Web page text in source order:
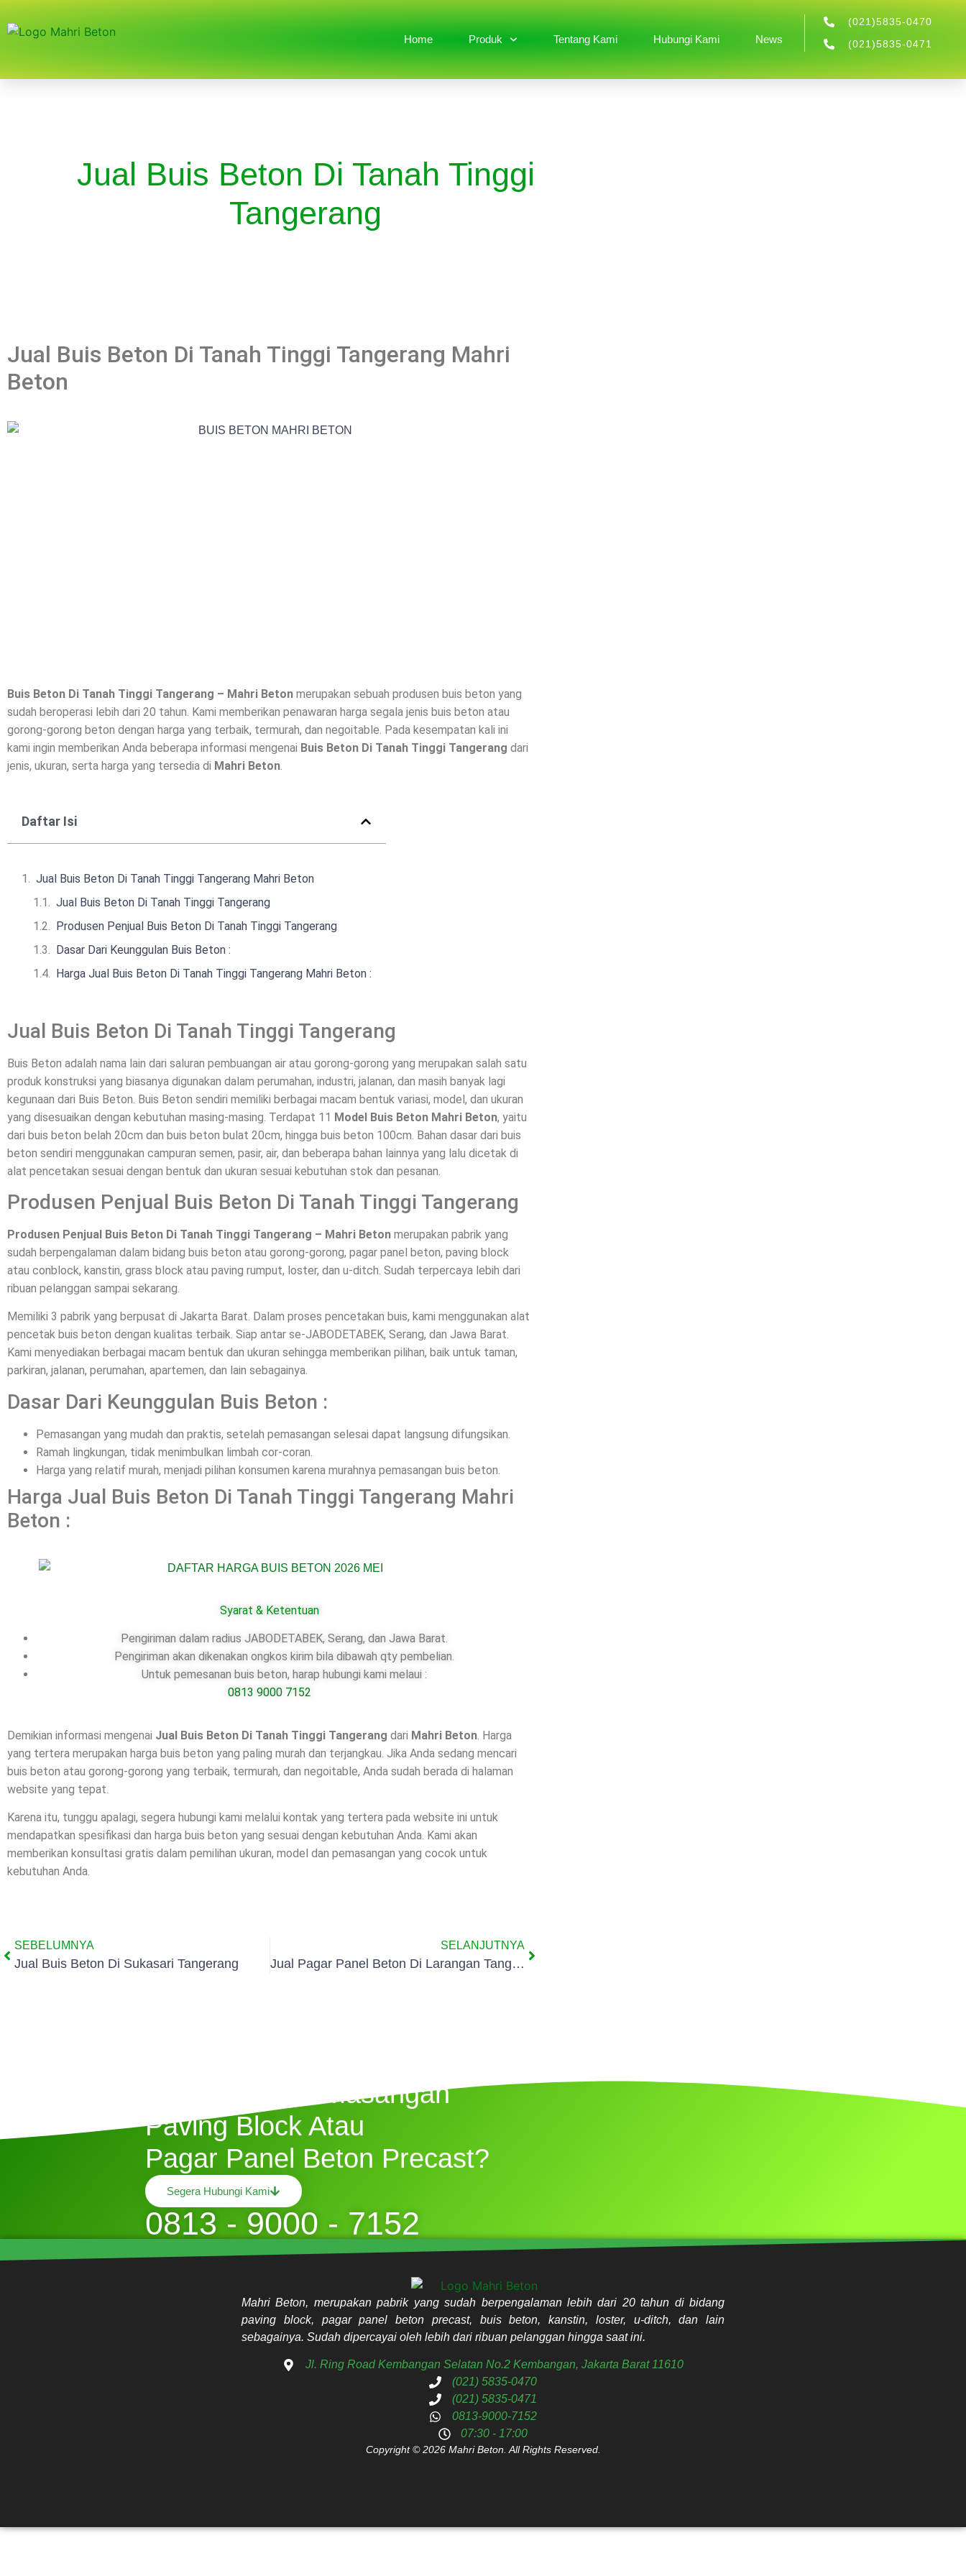
Home Produk Tentang Kami Hubungi Kami News
(021)5835-0470
(021)5835-0471
Jual Buis Beton Di Tanah Tinggi
Tangerang
Jual Buis Beton Di Tanah Tinggi Tangerang Mahri
Beton
Buis Beton Di Tanah Tinggi Tangerang – Mahri Beton merupakan sebuah produsen buis beton yang
sudah beroperasi lebih dari 20 tahun. Kami memberikan penawaran harga segala jenis buis beton atau
gorong-gorong beton dengan harga yang terbaik, termurah, dan negoitable. Pada kesempatan kali ini
kami ingin memberikan Anda beberapa informasi mengenai Buis Beton Di Tanah Tinggi Tangerang dari
jenis, ukuran, serta harga yang tersedia di Mahri Beton
Daftar Isi
Jual Buis Beton Di Tanah Tinggi Tangerang Mahri Beton
Jual Buis Beton Di Tanah Tinggi Tangerang
Produsen Penjual Buis Beton Di Tanah Tinggi Tangerang
Dasar Dari Keunggulan Buis Beton :
Harga Jual Buis Beton Di Tanah Tinggi Tangerang Mahri Beton :
Jual Buis Beton Di Tanah Tinggi Tangerang
Buis Beton adalah nama lain dari saluran pembuangan air atau gorong-gorong yang merupakan salah satu
produk konstruksi yang biasanya digunakan dalam perumahan, industri, jalanan, dan masih banyak lagi
kegunaan dari Buis Beton. Buis Beton sendiri memiliki berbagai macam bentuk variasi, model, dan ukuran
yang disesuaikan dengan kebutuhan masing-masing. Terdapat 11 Model Buis Beton Mahri Beton, yaitu
dari buis beton belah 20cm dan buis beton bulat 20cm, hingga buis beton 100cm. Bahan dasar dari buis
beton sendiri menggunakan campuran semen, pasir, air, dan beberapa bahan lainnya yang lalu dicetak di
alat pencetakan sesuai dengan bentuk dan ukuran sesuai kebutuhan stok dan pesanan.
Produsen Penjual Buis Beton Di Tanah Tinggi Tangerang
Produsen Penjual Buis Beton Di Tanah Tinggi Tangerang – Mahri Beton merupakan pabrik yang
sudah berpengalaman dalam bidang buis beton atau gorong-gorong, pagar panel beton, paving block
atau conblock, kanstin, grass block atau paving rumput, loster, dan u-ditch. Sudah terpercaya lebih dari
ribuan pelanggan sampai sekarang.
Memiliki 3 pabrik yang berpusat di Jakarta Barat. Dalam proses pencetakan buis, kami menggunakan alat
pencetak buis beton dengan kualitas terbaik. Siap antar se-JABODETABEK, Serang, dan Jawa Barat.
Kami menyediakan berbagai macam bentuk dan ukuran sehingga memberikan pilihan, baik untuk taman,
parkiran, jalanan, perumahan, apartemen, dan lain sebagainya.
Dasar Dari Keunggulan Buis Beton :
Pemasangan yang mudah dan praktis, setelah pemasangan selesai dapat langsung difungsikan.
Ramah lingkungan, tidak menimbulkan limbah cor-coran.
Harga yang relatif murah, menjadi pilihan konsumen karena murahnya pemasangan buis beton.
Harga Jual Buis Beton Di Tanah Tinggi Tangerang Mahri
Beton :
Syarat & Ketentuan
Pengiriman dalam radius JABODETABEK, Serang, dan Jawa Barat.
Pengiriman akan dikenakan ongkos kirim bila dibawah qty pembelian.
Untuk pemesanan buis beton, harap hubungi kami melaui :
0813 9000 7152
Demikian informasi mengenai Jual Buis Beton Di Tanah Tinggi Tangerang dari Mahri Beton . Harga
yang tertera merupakan harga buis beton yang paling murah dan terjangkau. Jika Anda sedang mencari
buis beton atau gorong-gorong yang terbaik, termurah, dan negoitable, Anda sudah berada di halaman
website yang tepat.
Karena itu, tunggu apalagi, segera hubungi kami melalui kontak yang tertera pada website ini untuk
mendapatkan spesifikasi dan harga buis beton yang sesuai dengan kebutuhan Anda. Kami akan
memberikan konsultasi gratis dalam pemilihan ukuran, model dan pemasangan yang cocok untuk
kebutuhan Anda.
SEBELUMNYA
Jual Buis Beton Di Sukasari Tangerang
SELANJUTNYA
Jual Pagar Panel Beton Di Larangan Tangerang
Butuh Jasa Pemasangan
Paving Block Atau
Pagar Panel Beton Precast?
Segera Hubungi Kami
0813 - 9000 - 7152
Mahri Beton, merupakan pabrik yang sudah berpengalaman lebih dari 20 tahun di bidang
paving block, pagar panel beton precast, buis beton, kanstin, loster, u-ditch, dan lain
sebagainya. Sudah dipercayai oleh lebih dari ribuan pelanggan hingga saat ini.
Jl. Ring Road Kembangan Selatan No.2 Kembangan, Jakarta Barat 11610
(021) 5835-0470
(021) 5835-0471
0813-9000-7152
07:30 - 17:00
Copyright © 2026 Mahri Beton. All Rights Reserved.